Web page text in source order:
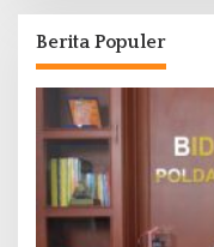
Berita Populer